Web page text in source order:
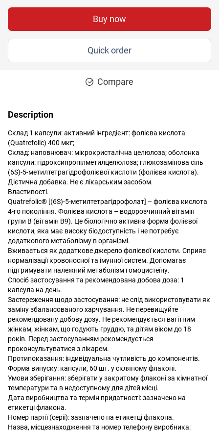
Buy now
Quick order
Compare
Description
Склад 1 капсули: активний інгредієнт: фолієва кислота
(Quatrefolic) 400 мкг;
Склад: наповнювач: мікрокристалічна целюлоза; оболонка
капсули: гідроксипропілметилцелюлоза; глюкозамінова сіль
(6S)-5-метилтетрагідрофолієвої кислоти (фолієва кислота).
Дієтична добавка. Не є лікарським засобом.
Властивості.
Quatrefolic® [(6S)-5-метилтетрагідрофолат] – фолієва кислота
4-го покоління. Фолієва кислота – водорозчинний вітамін
групи В (вітамін B9). Це біологічно активна форма фолієвої
кислоти, яка має високу біодоступність і не потребує
додаткового метаболізму в організмі.
Вживається як додаткове джерело фолієвої кислоти. Сприяє
нормалізації кровоносної та імунної систем. Допомагає
підтримувати належний метаболізм гомоцистеїну.
Спосіб застосування та рекомендована добова доза: 1
капсула на день.
Застереження щодо застосування: не слід використовувати як
заміну збалансованого харчування. Не перевищуйте
рекомендовану добову дозу. Не рекомендується вагітним
жінкам, жінкам, що годують груддю, та дітям віком до 18
років. Перед застосуванням рекомендується
проконсультуватися з лікарем.
Протипоказання: індивідуальна чутливість до компонентів.
Форма випуску: капсули, 60 шт. у скляному флаконі.
Умови зберігання: зберігати у закритому флаконі за кімнатної
температури та в недоступному для дітей місці.
Дата виробництва та термін придатності: зазначено на
етикетці флакона.
Номер партії (серії): зазначено на етикетці флакона.
Назва, місцезнаходження та номер телефону виробника: